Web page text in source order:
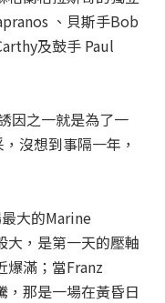
、貝斯手Bob
及鼓手 Paul
因之一就是為了一
沒想到事隔一年，
大的Marine
大，是第一天的壓軸
爆滿；當Franz
那是一場在黃昏日